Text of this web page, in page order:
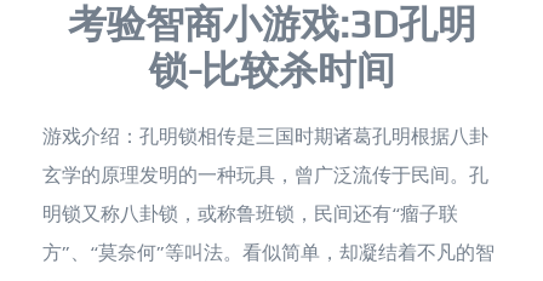
考验智商小游戏:3D孔明
锁-比较杀时间
游戏介绍：孔明锁相传是三国时期诸葛孔明根据八卦
玄学的原理发明的一种玩具，曾广泛流传于民间。孔
明锁又称八卦锁，或称鲁班锁，民间还有“瘤子联
方”、“莫奈何”等叫法。看似简单，却凝结着不凡的智